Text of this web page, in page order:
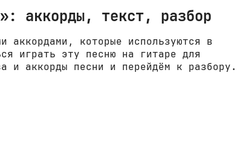
аккорды, текст, разбор
аккордами, которые используются в
играть эту песню на гитаре для
и аккорды песни и перейдём к разбору.